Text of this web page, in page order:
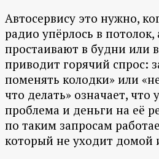
Автосервису это нужно,
радио упёрлось в потолок,
простаивают в будни или
приводит горячий спрос:
поменять колодки» или
что делать» означает, что
проблема и деньги на её
по таким запросам
который не уходит домой